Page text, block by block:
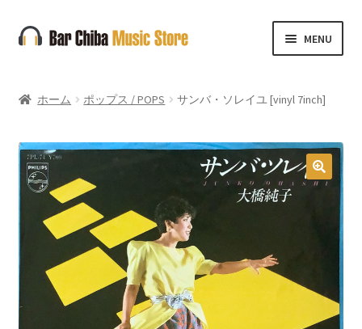
ナ
ビ
ー
ン
へ
ス
コ
ン
ン
ス
キ
ッ
MENU
ホーム ポップス / POPS サンバ・ソレイユ [vinyl 7inch]
🔍